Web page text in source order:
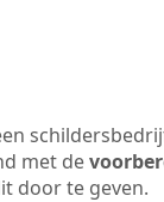
met de
door te geven.